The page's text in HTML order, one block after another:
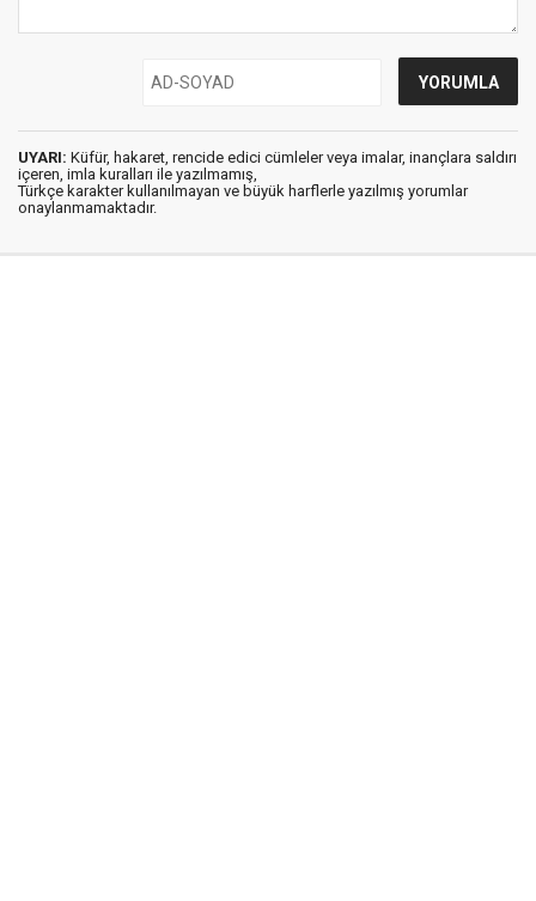
UYARI: Küfür, hakaret, rencide edici cümleler veya imalar, inançlara saldırı
içeren, imla kuralları ile yazılmamış,
Türkçe karakter kullanılmayan ve büyük harflerle yazılmış yorumlar
onaylanmamaktadır.